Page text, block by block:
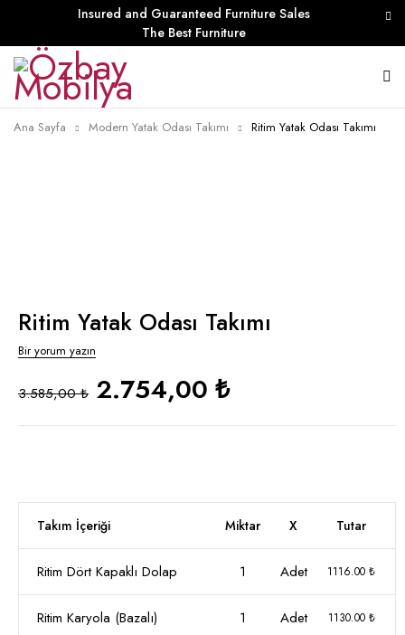
Insured and Guaranteed Furniture Sales
The Best Furniture
Ana Sayfa Modern Yatak Odası Takımı Ritim Yatak Odası Takımı
Ritim Yatak Odası Takımı
Bir yorum yazın
3.585,00 ₺ 2.754,00 ₺
Takım İçeriği Miktar X Tutar
Ritim Dört Kapaklı Dolap 1 Adet 1116.00 ₺
Ritim Karyola (Bazalı) 1 Adet 1130.00 ₺